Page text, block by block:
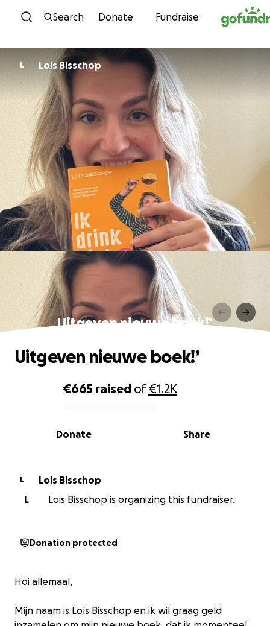
Skip to content
Search Donate Fundraise
L Lois Bisschop
Uitgeven nieuwe boek!’
0% complete
€665 raised of€1.2K
Share
Donate
Uitgeven nieuwe boek!’
L
Lois Bisschop
L
Lois Bisschop is organizing this fundraiser.
Donation protected
Hoi allemaal,
Mijn naam is Loïs Bisschop en ik wil graag geld